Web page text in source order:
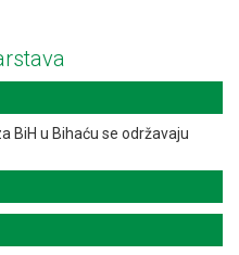
BiH u Bihaću se održavaju